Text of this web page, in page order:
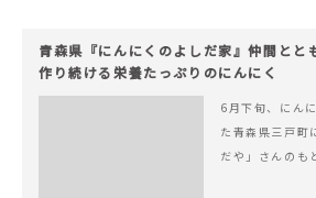
青森県『にんにくのよしだ家』仲間とと
作り続ける栄養たっぷりのにんにく
6月下旬、にん
た青森県三戸町
だや」さんのも